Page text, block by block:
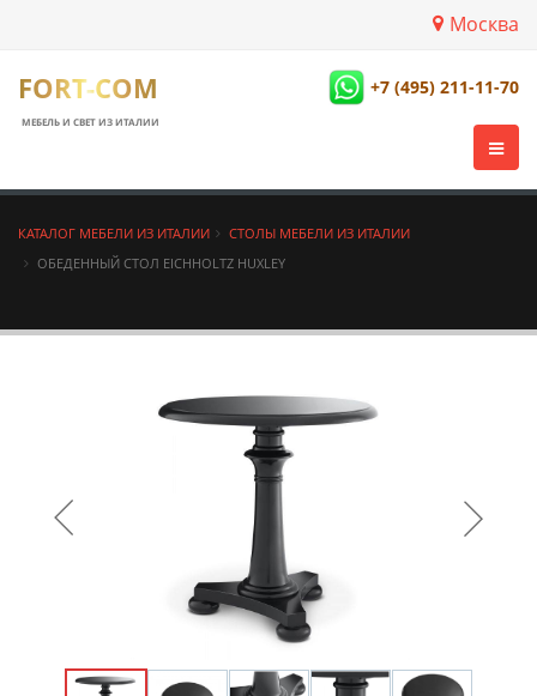
Москва
FORT-COM
МЕБЕЛЬ И СВЕТ ИЗ ИТАЛИИ
+7 (495) 211-11-70
КАТАЛОГ МЕБЕЛИ ИЗ ИТАЛИИ
СТОЛЫ МЕБЕЛИ ИЗ ИТАЛИИ
ОБЕДЕННЫЙ СТОЛ EICHHOLTZ HUXLEY